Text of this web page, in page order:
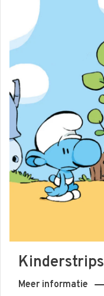
Kinderstrips
Meer informatie